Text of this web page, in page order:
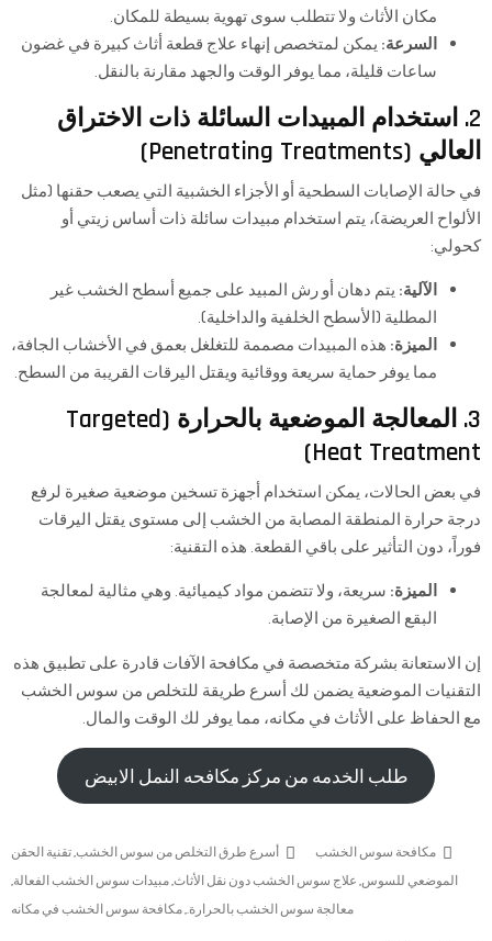
مكان الأثاث ولا تتطلب سوى تهوية بسيطة للمكان.
السرعة: يمكن لمتخصص إنهاء علاج قطعة أثاث كبيرة في غضون
ساعات قليلة، مما يوفر الوقت والجهد مقارنة بالنقل.
2. استخدام المبيدات السائلة ذات الاختراق
العالي (Penetrating Treatments)
في حالة الإصابات السطحية أو الأجزاء الخشبية التي يصعب حقنها (مثل
الألواح العريضة)، يتم استخدام مبيدات سائلة ذات أساس زيتي أو
كحولي:
الآلية: يتم دهان أو رش المبيد على جميع أسطح الخشب غير
المطلية (الأسطح الخلفية والداخلية).
الميزة: هذه المبيدات مصممة للتغلغل بعمق في الأخشاب الجافة،
مما يوفر حماية سريعة ووقائية ويقتل اليرقات القريبة من السطح.
3. المعالجة الموضعية بالحرارة (Targeted
Heat Treatment)
في بعض الحالات، يمكن استخدام أجهزة تسخين موضعية صغيرة لرفع
درجة حرارة المنطقة المصابة من الخشب إلى مستوى يقتل اليرقات
فوراً، دون التأثير على باقي القطعة. هذه التقنية:
الميزة: سريعة، ولا تتضمن مواد كيميائية. وهي مثالية لمعالجة
البقع الصغيرة من الإصابة.
إن الاستعانة بشركة متخصصة في مكافحة الآفات قادرة على تطبيق هذه
التقنيات الموضعية يضمن لك أسرع طريقة للتخلص من سوس الخشب
مع الحفاظ على الأثاث في مكانه، مما يوفر لك الوقت والمال.
طلب الخدمه من مركز مكافحه النمل الابيض
مكافحة سوس الخشب أسرع طرق التخلص من سوس الخشب,تقنية الحقن
الموضعي للسوس, علاج سوس الخشب دون نقل الأثاث,مبيدات سوس الخشب الفعالة,
معالجة سوس الخشب بالحرارة.,مكافحة سوس الخشب في مكانه